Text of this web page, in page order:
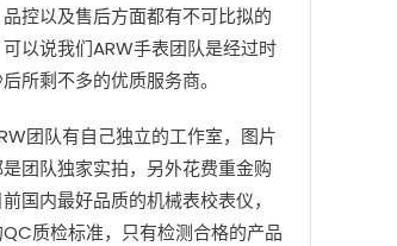
控以及售后方面都有不可比拟的
以说我们ARW手表团队是经过时
所剩不多的优质服务商。
团队有自己独立的工作室，图片
团队独家实拍，另外花费重金购
国内最好品质的机械表校表仪，
质检标准，只有检测合格的产品